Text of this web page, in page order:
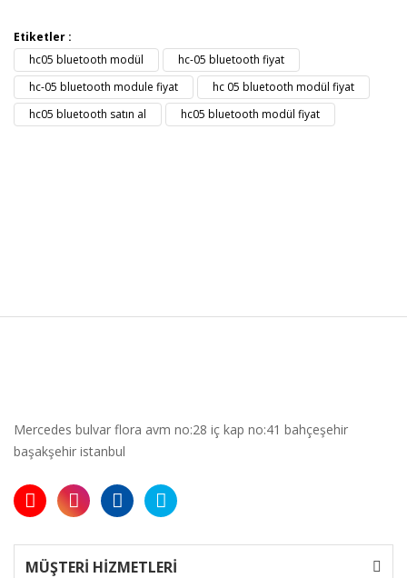
Etiketler :
hc05 bluetooth modül
hc-05 bluetooth fiyat
hc-05 bluetooth module fiyat
hc 05 bluetooth modül fiyat
hc05 bluetooth satın al
hc05 bluetooth modül fiyat
Mercedes bulvar flora avm no:28 iç kap no:41 bahçeşehir
başakşehir istanbul
MÜŞTERİ HİZMETLERİ